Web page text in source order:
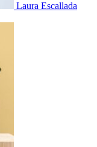
Laura Escallada